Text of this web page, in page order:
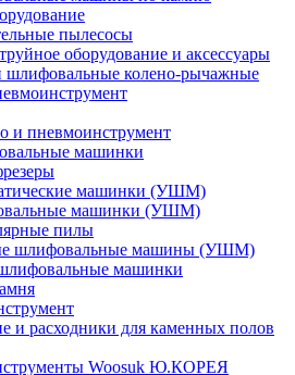
пылесосы
оборудование и аксессуары
шлифовальные колено-рычажные
и пневмоинструмент
машинки
машинки (УШМ)
машинки (УШМ)
пилы
шлифовальные машины (УШМ)
машинки
и расходники для каменных полов
Woosuk Ю.КОРЕЯ